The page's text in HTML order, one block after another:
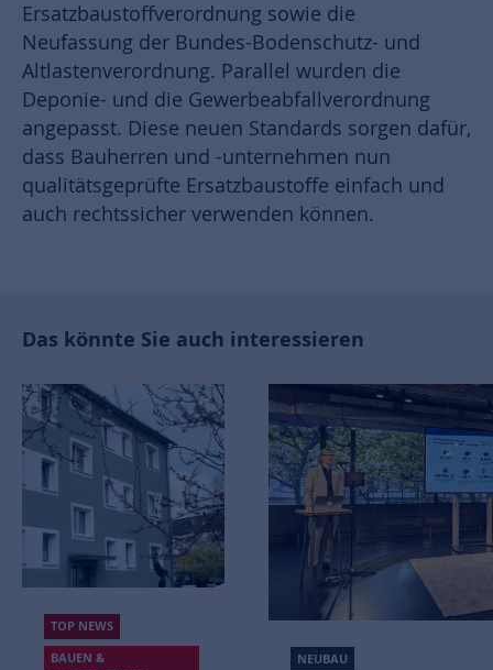
Ersatzbaustoffverordnung sowie die
Neufassung der Bundes-Bodenschutz- und
Altlastenverordnung. Parallel wurden die
Deponie- und die Gewerbeabfallverordnung
angepasst. Diese neuen Standards sorgen dafür,
dass Bauherren und -unternehmen nun
qualitätsgeprüfte Ersatzbaustoffe einfach und
auch rechtssicher verwenden können.
Das könnte Sie auch interessieren
NEUBAU
MODERNISIERUNG
In jeder
Hinsicht
vorbildlich